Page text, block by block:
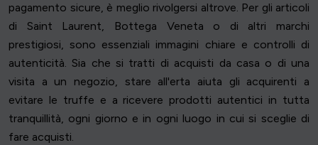
pagamento sicure, è meglio rivolgersi altrove. Per gli articoli
di Saint Laurent, Bottega Veneta o di altri marchi
prestigiosi, sono essenziali immagini chiare e controlli di
autenticità. Sia che si tratti di acquisti da casa o di una
visita a un negozio, stare all'erta aiuta gli acquirenti a
evitare le truffe e a ricevere prodotti autentici in tutta
tranquillità, ogni giorno e in ogni luogo in cui si sceglie di
fare acquisti.